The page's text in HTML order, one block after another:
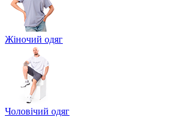
Жіночий одяг
Чоловічий одяг